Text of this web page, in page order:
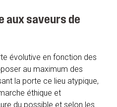
aux saveurs de
évolutive en fonction des
au maximum des
la porte ce lieu atypique,
éthique et
du possible et selon les